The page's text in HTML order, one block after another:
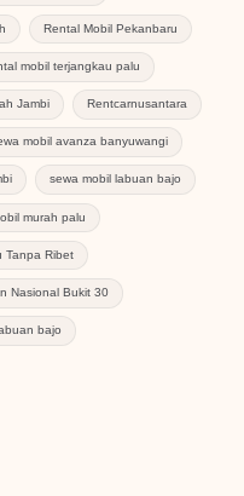
Rental Mobil Pekanbaru
mobil terjangkau palu
Jambi Rentcarnusantara
mobil avanza banyuwangi
sewa mobil labuan bajo
murah palu
Tanpa Ribet
Nasional Bukit 30
bajo